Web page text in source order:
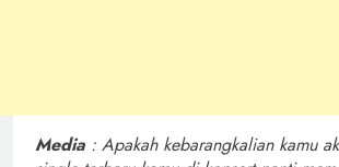
Media : Apakah kebarangkalian kamu